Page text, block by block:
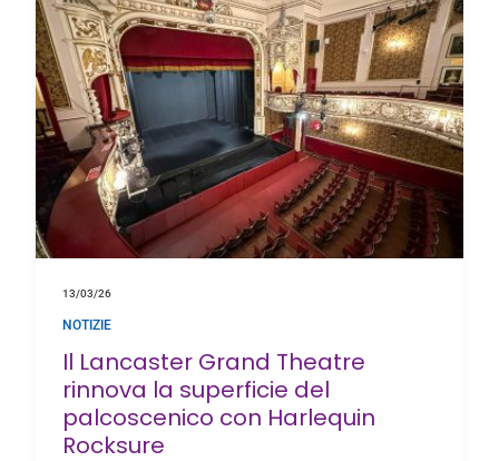
13/03/26
NOTIZIE
Il Lancaster Grand Theatre
rinnova la superficie del
palcoscenico con Harlequin
Rocksure